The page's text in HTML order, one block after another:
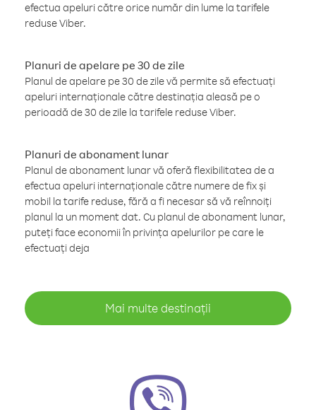
efectua apeluri către orice număr din lume la tarifele
reduse Viber.
Planuri de apelare pe 30 de zile
Planul de apelare pe 30 de zile vă permite să efectuați
apeluri internaționale către destinația aleasă pe o
perioadă de 30 de zile la tarifele reduse Viber.
Planuri de abonament lunar
Planul de abonament lunar vă oferă flexibilitatea de a
efectua apeluri internaționale către numere de fix și
mobil la tarife reduse, fără a fi necesar să vă reînnoiți
planul la un moment dat. Cu planul de abonament lunar,
puteți face economii în privința apelurilor pe care le
efectuați deja
Mai multe destinații